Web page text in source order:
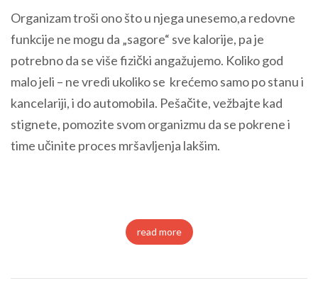
Organizam troši ono što u njega unesemo,a redovne
funkcije ne mogu da „sagore“ sve kalorije, pa je
potrebno da se više fizički angažujemo. Koliko god
malo jeli – ne vredi ukoliko se krećemo samo po stanu i
kancelariji, i do automobila. Pešačite, vežbajte kad
stignete, pomozite svom organizmu da se pokrene i
time učinite proces mršavljenja lakšim.
read more